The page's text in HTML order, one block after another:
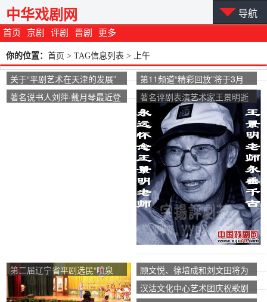
首页 京剧 评剧 晋剧 更多
中华戏剧网 导航
你的位置： 首页 > TAG信息列表 > 上午
关于“平剧艺术在天津的发展”
的讲座将于7月20日上午在中
第11频道“精彩回放”将于3月
24日上午10: 05在节目中播出
“新凤霞专辑”。
著名说书人刘萍·戴月琴最近登
著名评剧表演艺术家王景明逝
世
第二届辽宁省平剧选民“喷泉
杯”竞赛
顾文悦、徐培成和刘文田将为
市民们举办3场精彩的学术讲
汉沽文化中心艺术团庆祝歌剧